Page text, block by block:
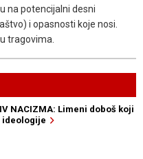
na potencijalni desni
i opasnosti koje nosi.
tragovima.
NACIZMA: Limeni doboš koji